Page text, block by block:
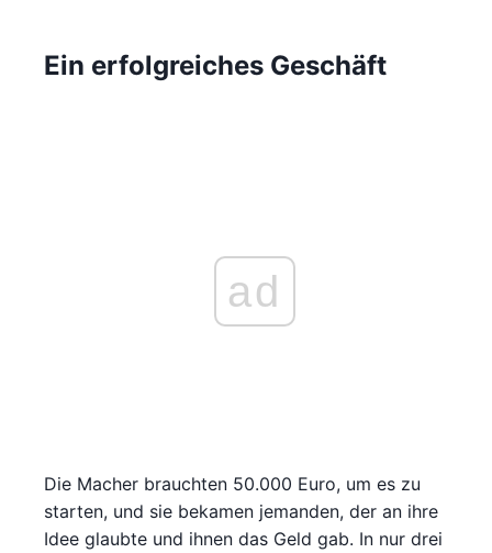
Ein erfolgreiches Geschäft
ad
Die Macher brauchten 50.000 Euro, um es zu
starten, und sie bekamen jemanden, der an ihre
Idee glaubte und ihnen das Geld gab. In nur drei